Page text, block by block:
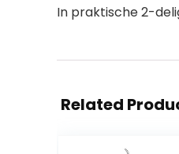
In praktische 2-
Related